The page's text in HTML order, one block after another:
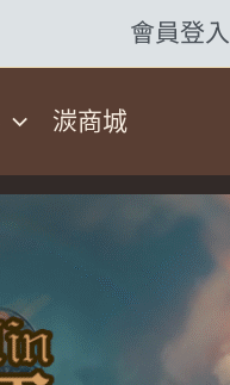
會員登入
湠商城